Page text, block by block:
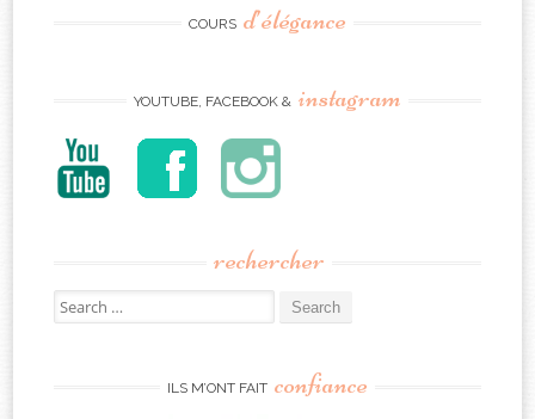
COURS d’élégance
YOUTUBE, FACEBOOK & instagram
rechercher
Search
for:
ILS M’ONT FAIT confiance